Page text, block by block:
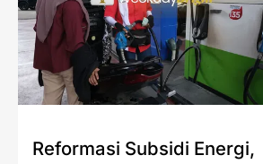
Reformasi Subsidi Energi,